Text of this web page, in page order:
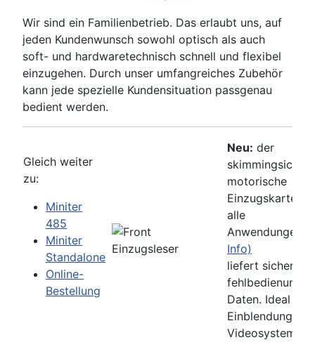
Wir sind ein Familienbetrieb. Das erlaubt uns, auf
jeden Kundenwunsch sowohl optisch als auch
soft- und hardwaretechnisch schnell und flexibel
einzugehen. Durch unser umfangreiches Zubehör
kann jede spezielle Kundensituation passgenau
bedient werden.
Gleich weiter
zu:
Miniter
485
Miniter
Standalone
Online-
Bestellung
Neu: der
skimmingsichere
motorische
alle
Anwendungen
Info)
liefert sichere,
Daten. Ideal für
Einblendung
Videosysteme.